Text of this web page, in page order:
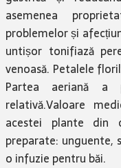
asemenea
problemelor și
untișor tonifiază
venoasă. Petalele
Partea aeriană a
relativă.Valoare
acestei plante din
preparate:
o infuzie pentru băi.